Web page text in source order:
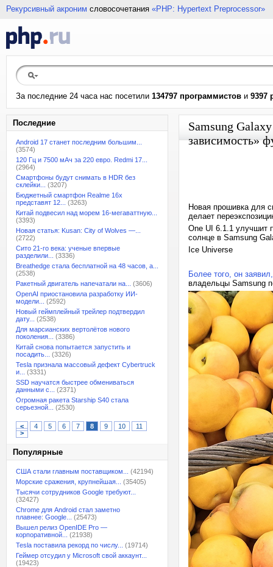
Рекурсивный акроним словосочетания «PHP: Hypertext Preprocessor»
За последние 24 часа нас посетили 134797 программистов и 9397
Последние
Android 17 станет последним большим...
(3574)
120 Гц и 7500 мАч за 220 евро. Redmi 17...
(2964)
Смартфоны будут снимать в HDR без
склейки...
(3207)
Бюджетный смартфон Realme 16x
представят 12...
(3263)
Китай подвесил над морем 16-мегаваттную...
(3393)
Новая статья: Kusan: City of Wolves —...
(2722)
Сито 21-го века: ученые впервые
разделили...
(3336)
Breathedge стала бесплатной на 48 часов, а...
(2538)
Ракетный двигатель напечатали на...
(3606)
OpenAI приостановила разработку ИИ-
модели...
(2592)
Новый геймплейный трейлер подтвердил
дату...
(2538)
Для марсианских вертолётов нового
поколения...
(3386)
Китай снова попытается запустить и
посадить...
(3326)
Tesla признала массовый дефект Cybertruck
и...
(3331)
SSD научатся быстрее обмениваться
данными с...
(2371)
Огромная ракета Starship S40 стала
серьезной...
(2530)
< 4 5 6 7 8 9 10
11
>
Популярные
США стали главным поставщиком...
(42194)
Морские сражения, крупнейшая...
(35405)
Тысячи сотрудников Google требуют...
(32427)
Chrome для Android стал заметно
плавнее: Google...
(25473)
Вышел релиз OpenIDE Pro —
корпоративной...
(21938)
Tesla поставила рекорд по числу...
(19714)
Геймер отсудил у Microsoft свой аккаунт...
(19423)
Samsung
зависимость»
Новая прошивка для
делает
One UI 6.1.1 улучшит
солнце в Samsung
Ice Universe
Более того, он
владельцы Samsung